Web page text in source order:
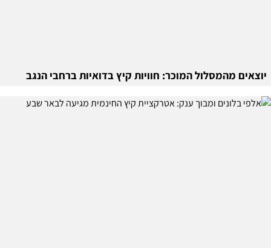
יוצאים מהמסלול המוכר: חוויות קיץ בדואיות ברחבי הנגב